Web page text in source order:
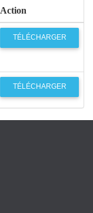
Action
TÉLÉCHARGER
TÉLÉCHARGER